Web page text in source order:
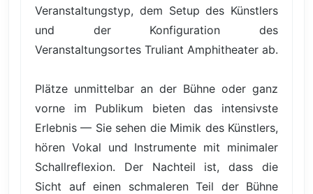
Veranstaltungstyp, dem Setup des Künstlers
und der Konfiguration des
Veranstaltungsortes Truliant Amphitheater ab.
Plätze unmittelbar an der Bühne oder ganz
vorne im Publikum bieten das intensivste
Erlebnis — Sie sehen die Mimik des Künstlers,
hören Vokal und Instrumente mit minimaler
Schallreflexion. Der Nachteil ist, dass die
Sicht auf einen schmaleren Teil der Bühne